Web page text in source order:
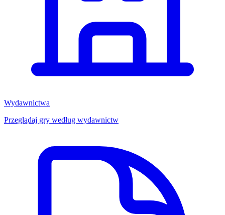
Wydawnictwa
Przeglądaj gry według wydawnictw